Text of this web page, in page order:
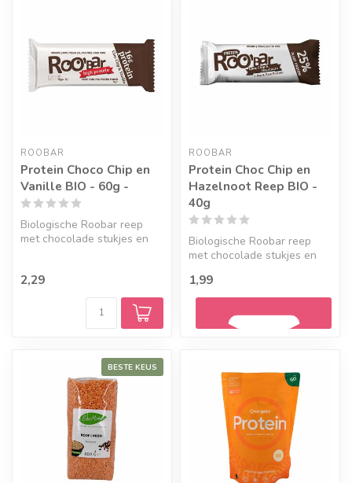
ROOBAR
Protein Choco Chip en
Vanille BIO - 60g -
Biologische Roobar reep
met chocolade stukjes en
2,29
ROOBAR
Protein Choc Chip en
Hazelnoot Reep BIO -
40g
Biologische Roobar reep
met chocolade stukjes en
een...
1,99
Geef een seintje
BESTE KEUS